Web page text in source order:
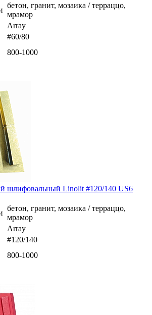
бетон, гранит, мозаика / терраццо,
мрамор
Array
#60/80
800-1000
шлифовальный Linolit #120/140 US6
бетон, гранит, мозаика / терраццо,
мрамор
Array
#120/140
800-1000